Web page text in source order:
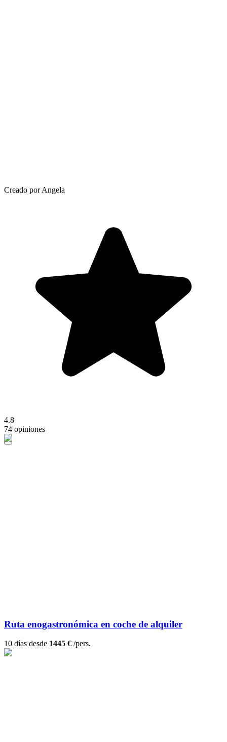
Creado por Angela
4.8
74 opiniones
Ruta enogastronómica en coche de alquiler
10 días desde 1445 € /pers.